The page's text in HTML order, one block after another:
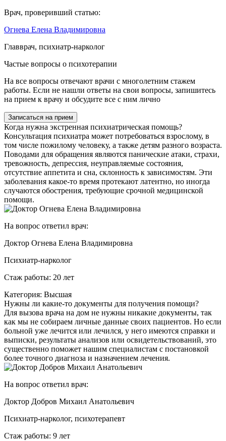
Врач, проверивший статью:
Огнева Елена Владимировна
Главврач, психиатр-нарколог
Частые вопросы о психотерапии
На все вопросы отвечают врачи с многолетним стажем
работы. Если не нашли ответы на свои вопросы, запишитесь
на прием к врачу и обсудите все с ним лично
Записаться на прием
Когда нужна экстренная психиатрическая помощь?
Консультация психиатра может потребоваться взрослому, в
том числе пожилому человеку, а также детям разного возраста.
Поводами для обращения являются панические атаки, страхи,
тревожность, депрессия, неуправляемые состояния,
отсутствие аппетита и сна, склонность к зависимостям. Эти
заболевания какое-то время протекают латентно, но иногда
случаются обострения, требующие срочной медицинской
помощи.
На вопрос ответил врач:
Доктор Огнева Елена Владимировна
Психиатр-нарколог
Стаж работы: 20 лет
Категория: Высшая
Нужны ли какие-то документы для получения помощи?
Для вызова врача на дом не нужны никакие документы, так
как мы не собираем личные данные своих пациентов. Но если
больной уже лечится или лечился, у него имеются справки и
выписки, результаты анализов или освидетельствований, это
существенно поможет нашим специалистам с постановкой
более точного диагноза и назначением лечения.
На вопрос ответил врач:
Доктор Добров Михаил Анатольевич
Психиатр-нарколог, психотерапевт
Стаж работы: 9 лет